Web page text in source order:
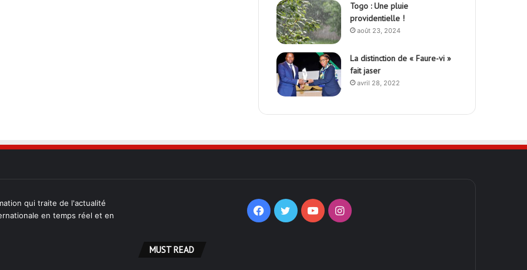
Togo : Une pluie
providentielle !
août 23, 2024
La distinction de « Faure-vi »
fait jaser
avril 28, 2022
qui traite de l'actualité
en temps réel et en
Facebook
TwitterYouTubeInstagram
MUST READ